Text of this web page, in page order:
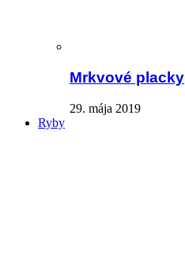
Mrkvové placky
29. mája 2019
Ryby